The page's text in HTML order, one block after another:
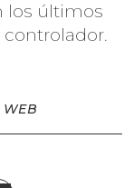
los últimos
controlador.
WEB